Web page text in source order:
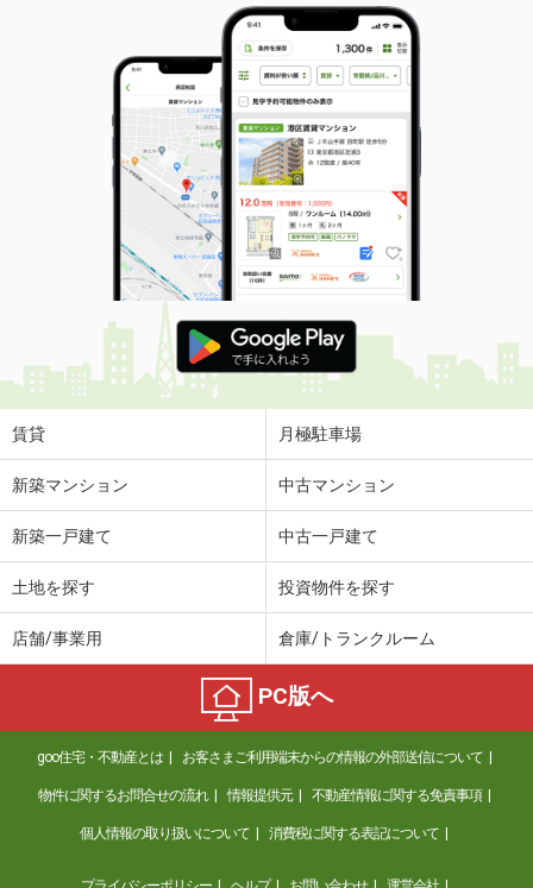
賃貸 月極駐車場
新築マンション 中古マンション
新築一戸建て 中古一戸建て
土地を探す 投資物件を探す
店舗/事業用 倉庫/トランクルーム
PC版へ
goo住宅・不動産とは お客さまご利用端末からの情報の外部送信について
物件に関するお問合せの流れ 情報提供元 不動産情報に関する免責事項
個人情報の取り扱いについて 消費税に関する表記について